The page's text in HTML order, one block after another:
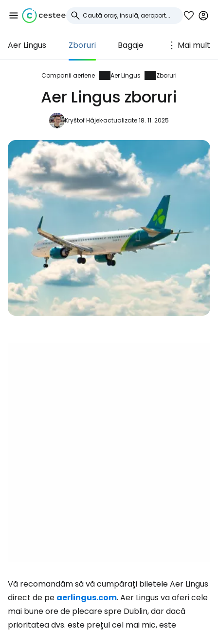
Aer Lingus Zboruri Bagaje Mai mult
Companii aeriene Aer Lingus Zboruri
Aer Lingus zboruri
Kryštof Hájekactualizate 18. 11. 2025
Vă recomandăm să vă cumpărați biletele Aer Lingus
direct de pe aerlingus.com. Aer Lingus va oferi cele
mai bune ore de plecare spre Dublin, dar dacă
prioritatea dvs. este prețul cel mai mic, este
Conectați-vă la
Cestee
... comunitatea mondială a călătorilor
Continuați cu Facebook
Continuați cu e-mailul